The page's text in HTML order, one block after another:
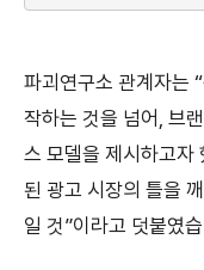
파괴연구소 관계자는
작하는 것을 넘어, 브
스 모델을 제시하고자
된 광고 시장의 틀을
일 것”이라고 덧붙였